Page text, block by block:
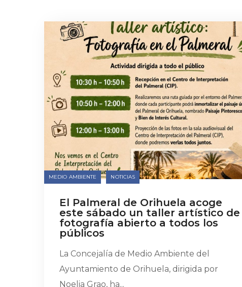
MEDIO AMBIENTE NOTICIAS
El Palmeral de Orihuela acoge
este sábado un taller artístico de
fotografía abierto a todos los
públicos
La Concejalía de Medio Ambiente del
Ayuntamiento de Orihuela, dirigida por
Noelia Grao, ha...